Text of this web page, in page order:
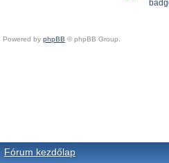
Powered by phpBB © phpBB Group.
Fórum kezdőlap